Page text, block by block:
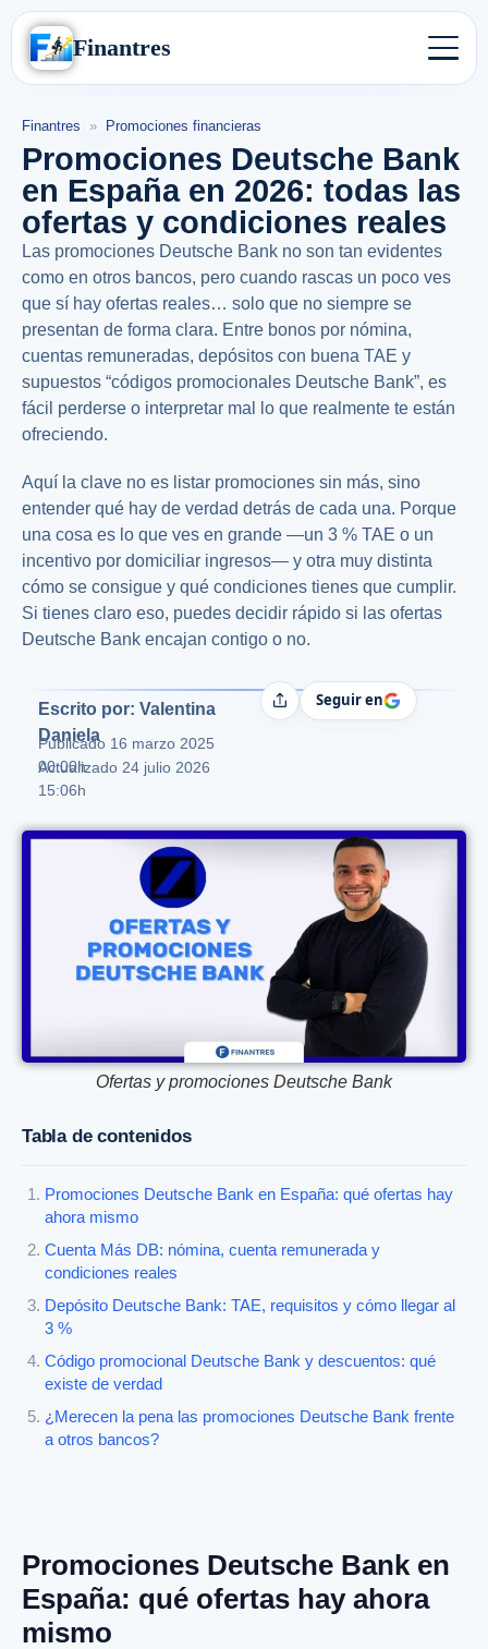
Finantres
Finantres » Promociones financieras
Promociones Deutsche Bank
en España en 2026: todas las
ofertas y condiciones reales
Las promociones Deutsche Bank no son tan evidentes
como en otros bancos, pero cuando rascas un poco ves
que sí hay ofertas reales… solo que no siempre se
presentan de forma clara. Entre bonos por nómina,
cuentas remuneradas, depósitos con buena TAE y
supuestos “códigos promocionales Deutsche Bank”, es
fácil perderse o interpretar mal lo que realmente te están
ofreciendo.
Aquí la clave no es listar promociones sin más, sino
entender qué hay de verdad detrás de cada una. Porque
una cosa es lo que ves en grande —un 3 % TAE o un
incentivo por domiciliar ingresos— y otra muy distinta
cómo se consigue y qué condiciones tienes que cumplir.
Si tienes claro eso, puedes decidir rápido si las ofertas
Deutsche Bank encajan contigo o no.
Escrito por: Valentina
Daniela
Publicado 16 marzo 2025
00:00h
Actualizado 24 julio 2026
15:06h
CompartirSeguir en
Ofertas y promociones Deutsche Bank
Tabla de contenidos
Promociones Deutsche Bank en España: qué ofertas hay
ahora mismo
Cuenta Más DB: nómina, cuenta remunerada y
condiciones reales
Depósito Deutsche Bank: TAE, requisitos y cómo llegar al
3 %
Código promocional Deutsche Bank y descuentos: qué
existe de verdad
¿Merecen la pena las promociones Deutsche Bank frente
a otros bancos?
Promociones Deutsche Bank en
España: qué ofertas hay ahora
mismo